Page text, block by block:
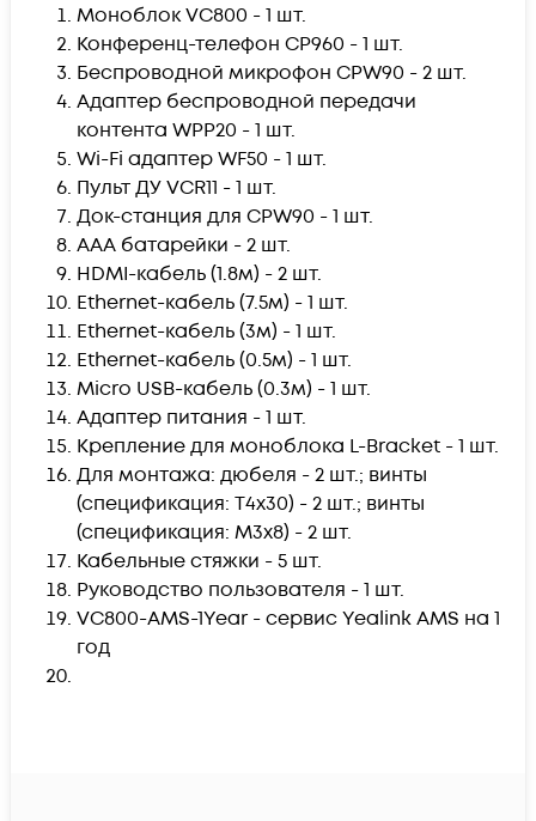
Моноблок VC800 - 1 шт.
Конференц-телефон CP960 - 1 шт.
Беспроводной микрофон CPW90 - 2 шт.
Адаптер беспроводной передачи
контента WPP20 - 1 шт.
Wi-Fi адаптер WF50 - 1 шт.
Пульт ДУ VCR11 - 1 шт.
Док-станция для CPW90 - 1 шт.
ААА батарейки - 2 шт.
HDMI-кабель (1.8м) - 2 шт.
Ethernet-кабель (7.5м) - 1 шт.
Ethernet-кабель (3м) - 1 шт.
Ethernet-кабель (0.5м) - 1 шт.
Micro USB-кабель (0.3м) - 1 шт.
Адаптер питания - 1 шт.
Крепление для моноблока L-Bracket - 1 шт.
Для монтажа: дюбеля - 2 шт.; винты
(спецификация: T4x30) - 2 шт.; винты
(спецификация: M3x8) - 2 шт.
Кабельные стяжки - 5 шт.
Руководство пользователя - 1 шт.
VC800-AMS-1Year - сервис Yealink AMS на 1
год